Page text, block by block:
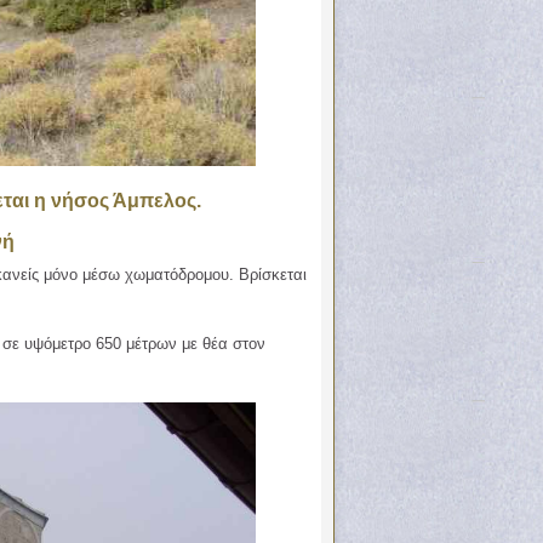
η νήσος Άμπελος.
μόνο μέσω χωματόδρομου. Βρίσκεται
υψόμετρο 650 μέτρων με θέα στον